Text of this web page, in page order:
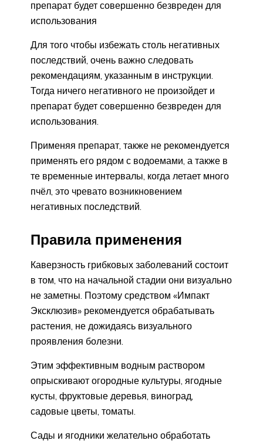
препарат будет совершенно безвреден для
использования
Для того чтобы избежать столь негативных
последствий, очень важно следовать
рекомендациям, указанным в инструкции.
Тогда ничего негативного не произойдет и
препарат будет совершенно безвреден для
использования.
Применяя препарат, также не рекомендуется
применять его рядом с водоемами, а также в
те временные интервалы, когда летает много
пчёл, это чревато возникновением
негативных последствий.
Правила применения
Каверзность грибковых заболеваний состоит
в том, что на начальной стадии они визуально
не заметны. Поэтому средством «Импакт
Эксклюзив» рекомендуется обрабатывать
растения, не дожидаясь визуального
проявления болезни.
Этим эффективным водным раствором
опрыскивают огородные культуры, ягодные
кусты, фруктовые деревья, виноград,
садовые цветы, томаты.
Сады и ягодники желательно обработать